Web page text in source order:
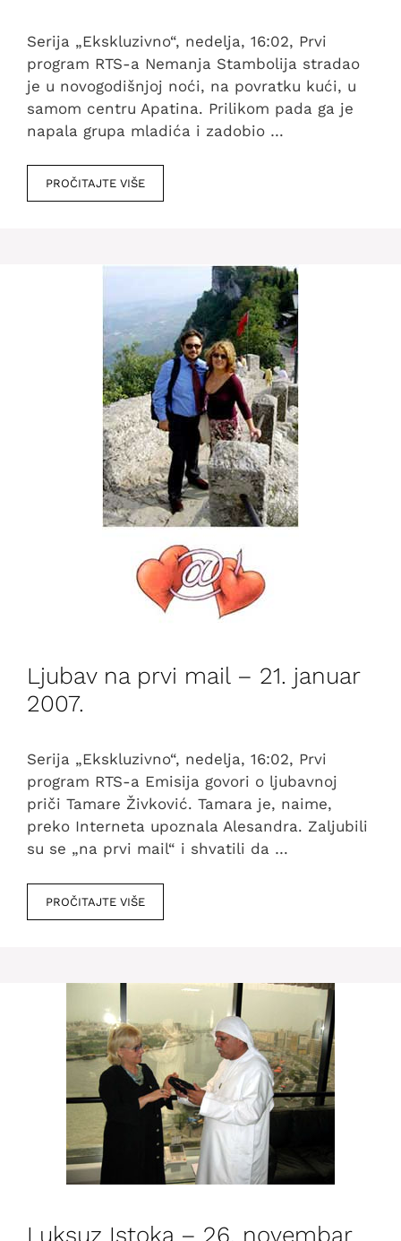
Serija „Ekskluzivno“, nedelja, 16:02, Prvi
program RTS-a Nemanja Stambolija stradao
je u novogodišnjoj noći, na povratku kući, u
samom centru Apatina. Prilikom pada ga je
napala grupa mladića i zadobio …
PROČITAJTE VIŠE
Ljubav na prvi mail – 21. januar
2007.
Serija „Ekskluzivno“, nedelja, 16:02, Prvi
program RTS-a Emisija govori o ljubavnoj
priči Tamare Živković. Tamara je, naime,
preko Interneta upoznala Alesandra. Zaljubili
su se „na prvi mail“ i shvatili da …
PROČITAJTE VIŠE
Luksuz Istoka – 26. novembar